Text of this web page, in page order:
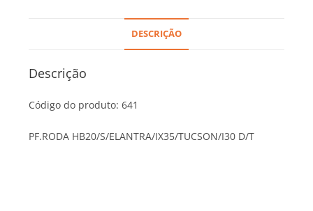
DESCRIÇÃO
Descrição
Código do produto: 641
PF.RODA HB20/S/ELANTRA/IX35/TUCSON/I30 D/T